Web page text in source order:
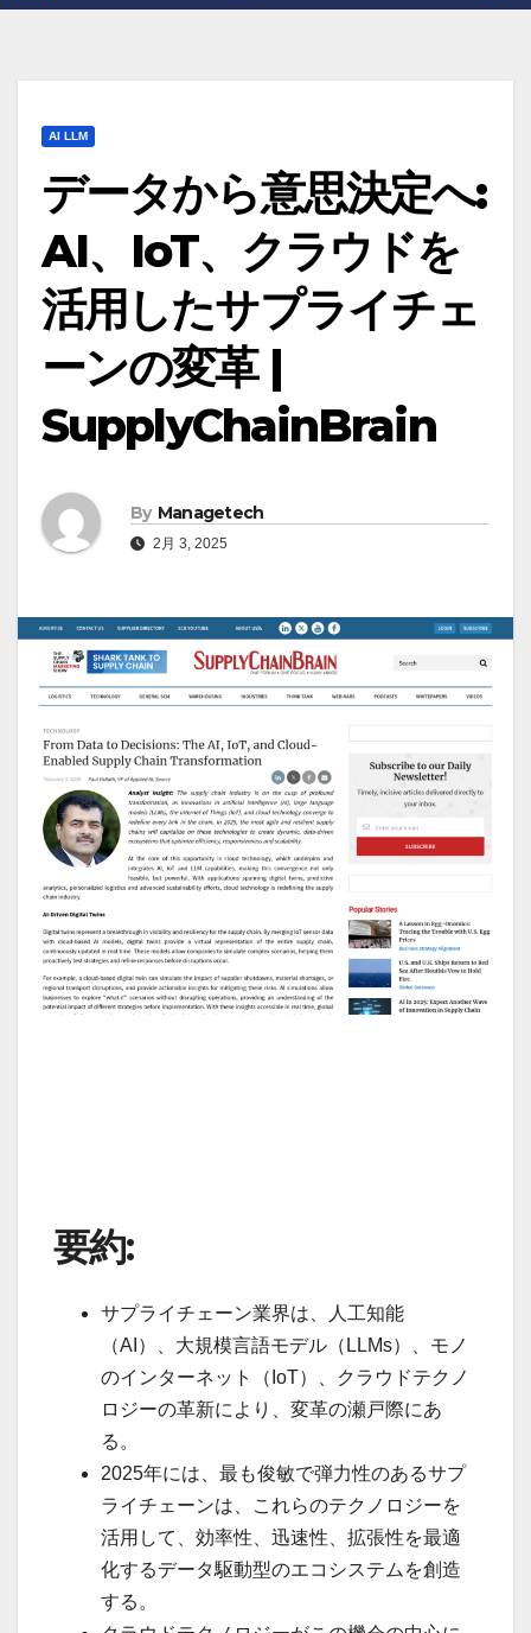
AI LLM
データから意思決定へ:
AI、IoT、クラウドを
活用したサプライチェ
ーンの変革 |
SupplyChainBrain
By Managetech
2月 3, 2025
要約:
サプライチェーン業界は、人工知能
（AI）、大規模言語モデル（LLMs）、モノ
のインターネット（IoT）、クラウドテクノ
ロジーの革新により、変革の瀬戸際にあ
る。
2025年には、最も俊敏で弾力性のあるサプ
ライチェーンは、これらのテクノロジーを
活用して、効率性、迅速性、拡張性を最適
化するデータ駆動型のエコシステムを創造
する。